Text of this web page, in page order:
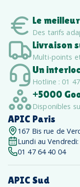
Le
Des tarifs
Livraison
Multi-points
Un
Hotline : 01
+5000
Disponibles
APIC Paris
167 Bis rue de
Lundi au
01 47 64 40 04
APIC Sud